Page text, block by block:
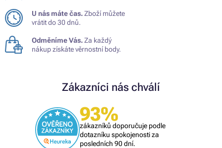
U nás máte čas.Zboží můžete
vrátit do 30 dnů.
Odměníme Vás.Za každý
nákup získáte věrnostní body.
Zákazníci nás chválí
93%
zákazníků doporučuje podle
dotazníku spokojenosti za
posledních 90 dní.